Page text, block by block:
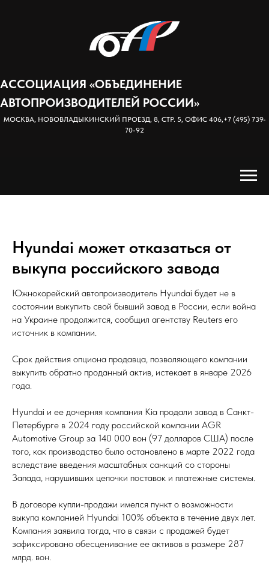
АССОЦИАЦИЯ «ОБЪЕДИНЕНИЕ
АВТОПРОИЗВОДИТЕЛЕЙ РОССИИ»
МОСКВА, НОВОВЛАДЫКИНСКИЙ ПРОЕЗД, 8, СТР. 5, ОФИС 406,+7 (495) 739-
70-92
Hyundai может отказаться от
выкупа российского завода
Южнокорейский автопроизводитель Hyundai будет не в
состоянии выкупить свой бывший завод в России, если война
на Украине продолжится, сообщил агентству Reuters его
источник в компании.
Срок действия опциона продавца, позволяющего компании
выкупить обратно проданный актив, истекает в январе 2026
года.
Hyundai и ее дочерняя компания Kia продали завод в Санкт-
Петербурге в 2024 году российской компании AGR
Automotive Group за 140 000 вон (97 долларов США) после
того, как производство было остановлено в марте 2022 года
вследствие введения масштабных санкций со стороны
Запада, нарушивших цепочки поставок и платежные системы.
В договоре купли-продажи имелся пункт о возможности
выкупа компанией Hyundai 100% объекта в течение двух лет.
Компания заявила тогда, что в связи с продажей будет
зафиксировано обесценивание ее активов в размере 287
млрд. вон.